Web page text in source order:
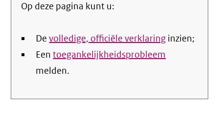
Op deze pagina kunt u:
Devolledige, officiële verklaring inzien;
Eentoegankelijkheidsprobleem
melden.